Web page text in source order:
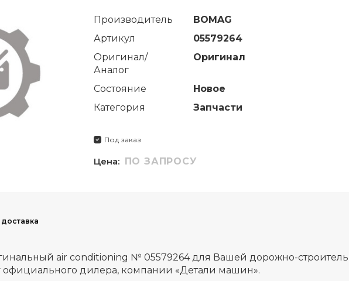
Производитель
BOMAG
Артикул
05579264
Оригинал/
Аналог
Оригинал
Состояние
Новое
Категория
Запчасти
Под заказ
Цена: ПО ЗАПРОСУ
air conditioning № 05579264 для Вашей дорожно-
официального дилера, компании «Детали машин».